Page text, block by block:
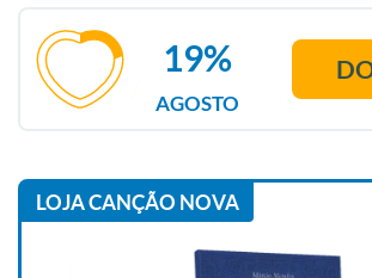
AGOSTO
19%
LOJA CANÇÃO NOVA